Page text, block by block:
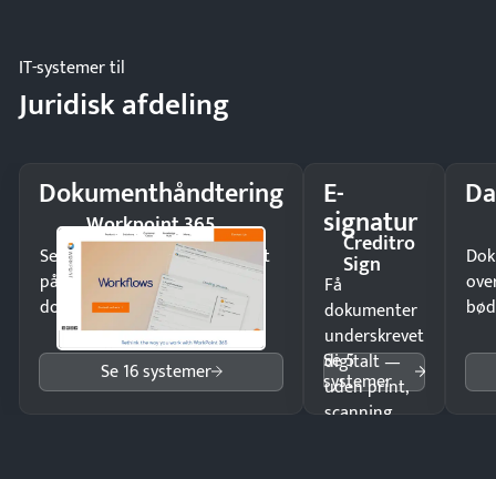
IT-systemer til
Juridisk afdeling
Dokumenthåndtering
Workpoint 365
Send kontrakter til underskrift
på minutter og mist ingen
dokumenter.
Se 16 systemer
E-
signatur
Creditro
Sign
Få
dokumenter
underskrevet
digitalt —
uden print,
scanning
Se 5
systemer